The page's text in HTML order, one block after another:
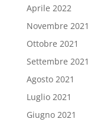
Aprile 2022
Novembre 2021
Ottobre 2021
Settembre 2021
Agosto 2021
Luglio 2021
Giugno 2021